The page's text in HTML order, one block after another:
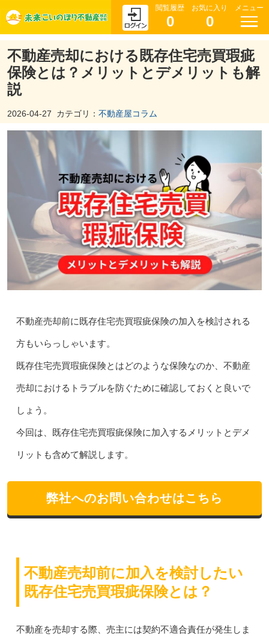
閲覧履歴
0
お気に入り
0
メニュー
不動産売却における既存住宅売買瑕疵
保険とは？メリットとデメリットも解
説
2026-04-27 カテゴリ： 不動産屋コラム
不動産売却前に既存住宅売買瑕疵保険の加入を検討される
方もいらっしゃいます。
既存住宅売買瑕疵保険とはどのような保険なのか、不動産
売却におけるトラブルを防ぐために確認しておくと良いで
しょう。
今回は、既存住宅売買瑕疵保険に加入するメリットとデメ
リットも含めて解説します。
弊社へのお問い合わせはこちら
不動産売却前に加入を検討したい
既存住宅売買瑕疵保険とは？
不動産を売却する際、売主には契約不適合責任が発生しま